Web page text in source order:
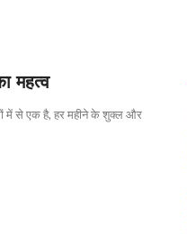
महत्व
में से एक है, हर महीने के शुक्ल और